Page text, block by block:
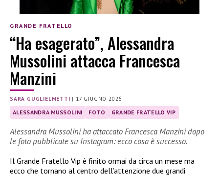
GRANDE FRATELLO
“Ha esagerato”, Alessandra
Mussolini attacca Francesca
Manzini
SARA GUGLIELMETTI | 17 GIUGNO 2026
ALESSANDRA MUSSOLINI FOTO GRANDE FRATELLO VIP
Alessandra Mussolini ha attaccato Francesca Manzini dopo
le foto pubblicate su Instagram: ecco cosa è successo.
Il Grande Fratello Vip è finito ormai da circa un mese ma
ecco che tornano al centro dell’attenzione due grandi